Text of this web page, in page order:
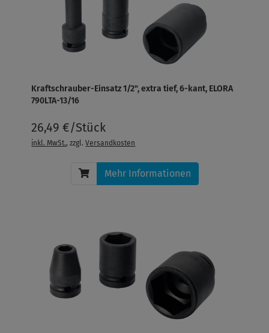
Kraftschrauber-Einsatz 1/2", extra tief, 6-kant, ELORA
790LTA-13/16
26,49 €/Stück
inkl. MwSt., zzgl.Versandkosten
Mehr Informationen